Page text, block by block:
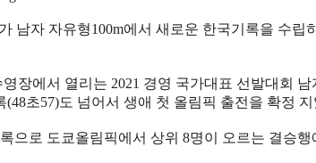
남자 자유형100m에서 새로운 한국기록을 수립
장에서 열리는 2021 경영 국가대표 선발대회 남
(48초57)도 넘어서 생애 첫 올림픽 출전을 확정
으로 도쿄올림픽에서 상위 8명이 오르는 결승